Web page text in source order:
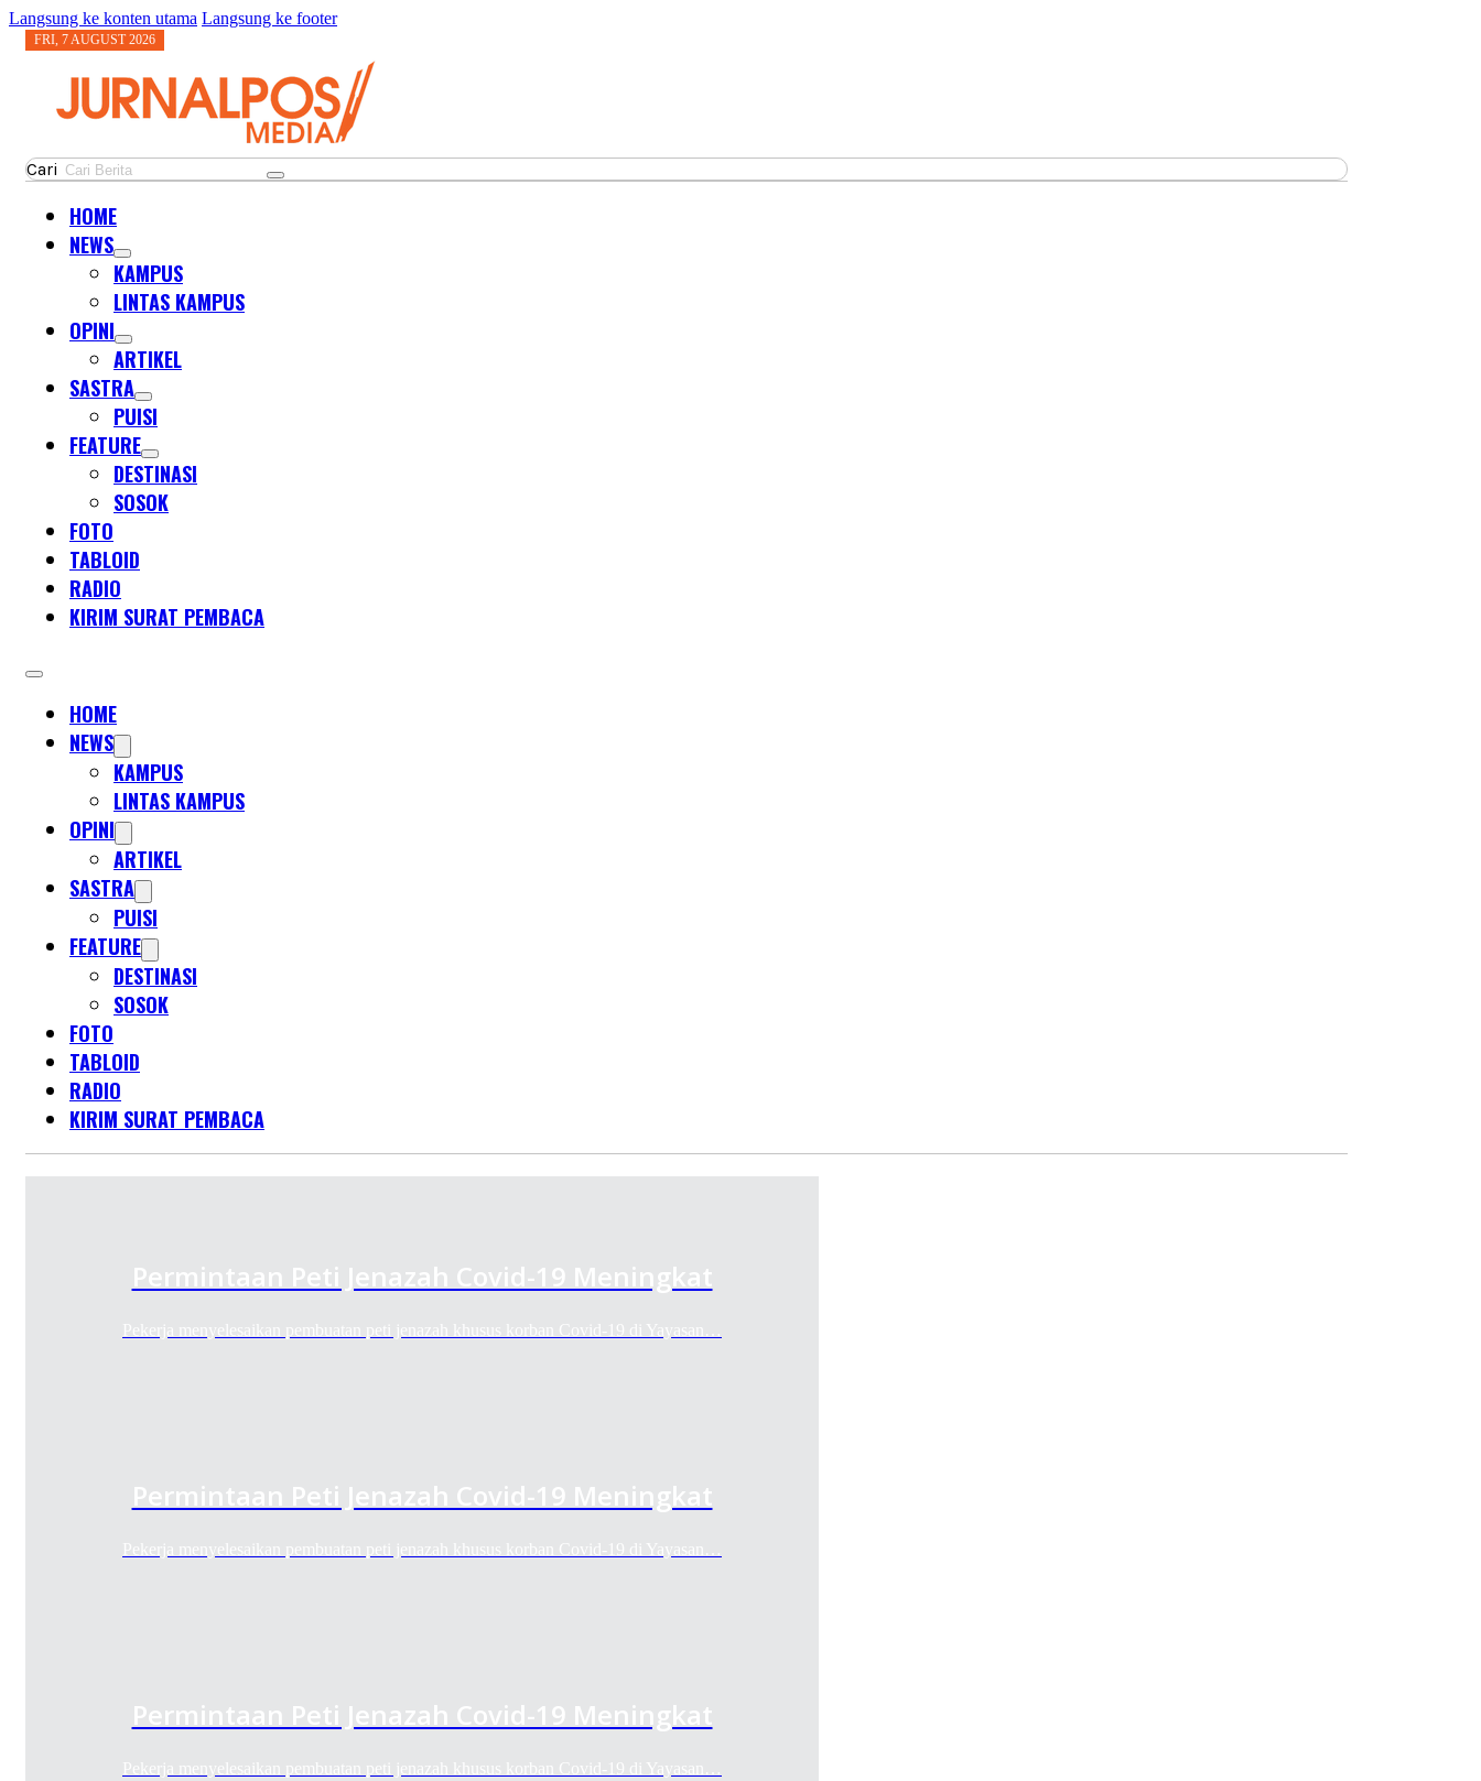
Langsung ke konten utama Langsung ke footer
FRI, 7 AUGUST 2026
Cari
HOME
NEWS
KAMPUS
LINTAS KAMPUS
OPINI
ARTIKEL
SASTRA
PUISI
FEATURE
DESTINASI
SOSOK
FOTO
TABLOID
RADIO
KIRIM SURAT PEMBACA
HOME
NEWS
KAMPUS
LINTAS KAMPUS
OPINI
ARTIKEL
SASTRA
PUISI
FEATURE
DESTINASI
SOSOK
FOTO
TABLOID
RADIO
KIRIM SURAT PEMBACA
Permintaan Peti Jenazah Covid-19 Meningkat
Pekerja menyelesaikan pembuatan peti jenazah khusus korban Covid-19 di Yayasan…
Permintaan Peti Jenazah Covid-19 Meningkat
Pekerja menyelesaikan pembuatan peti jenazah khusus korban Covid-19 di Yayasan…
Permintaan Peti Jenazah Covid-19 Meningkat
Pekerja menyelesaikan pembuatan peti jenazah khusus korban Covid-19 di Yayasan…